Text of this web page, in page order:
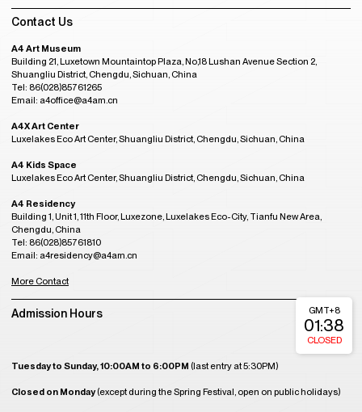
Contact Us
A4 Art Museum
Building 21, Luxetown Mountaintop Plaza, No,18 Lushan Avenue Section 2,
Shuangliu District, Chengdu, Sichuan, China
Tel: 86(028)85761265
Email: a4office@a4am.cn
A4X Art Center
Luxelakes Eco Art Center, Shuangliu District, Chengdu, Sichuan, China
A4 Kids Space
Luxelakes Eco Art Center, Shuangliu District, Chengdu, Sichuan, China
A4 Residency
Building 1, Unit 1, 11th Floor, Luxezone, Luxelakes Eco-City, Tianfu New Area,
Chengdu, China
Tel: 86(028)85761810
Email: a4residency@a4am.cn
More Contact
Admission Hours
Tuesday to Sunday, 10:00AM to 6:00PM (last entry at 5:30PM)
Closed on Monday(except during the Spring Festival, open on public holidays)
GMT+8
01:38
CLOSED